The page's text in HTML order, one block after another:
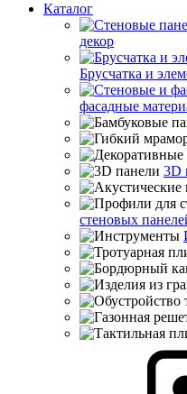
Каталог
декор
Брусчатка и
фасадные
3D
стеновых